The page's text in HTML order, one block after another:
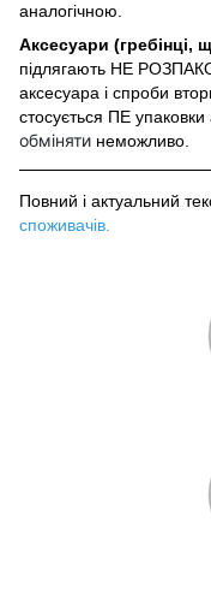
аналогічною.
Аксесуари (гребінці,
підлягають НЕ
аксесуара і спроби
стосується ПЕ
обміняти неможливо.
Повний і актуальний
споживачів